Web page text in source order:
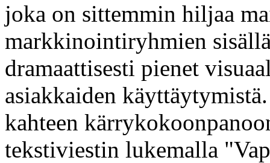
joka on sittemmin hiljaa
markkinointiryhmien
dramaattisesti pienet
asiakkaiden
kahteen
tekstiviestin lukemalla